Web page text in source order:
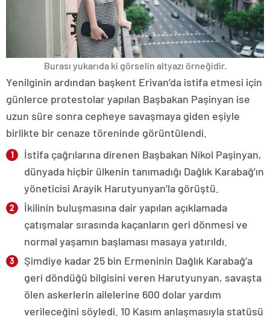
Burası yukarıda ki görselin altyazı örneğidir.
Yenilginin ardından başkent Erivan’da istifa etmesi için
günlerce protestolar yapılan Başbakan Paşinyan ise
uzun süre sonra cepheye savaşmaya giden eşiyle
birlikte bir cenaze töreninde görüntülendi.
İstifa çağrılarına direnen Başbakan Nikol Paşinyan,
dünyada hiçbir ülkenin tanımadığı Dağlık Karabağ’ın
yöneticisi Arayik Harutyunyan’la görüştü.
İkilinin buluşmasına dair yapılan açıklamada
çatışmalar sırasında kaçanların geri dönmesi ve
normal yaşamın başlaması masaya yatırıldı.
Şimdiye kadar 25 bin Ermeninin Dağlık Karabağ’a
geri döndüğü bilgisini veren Harutyunyan, savaşta
ölen askerlerin ailelerine 600 dolar yardım
verileceğini söyledi. 10 Kasım anlaşmasıyla statüsü